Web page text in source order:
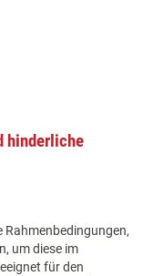
hinderliche
Rahmenbedingungen,
um diese im
für den